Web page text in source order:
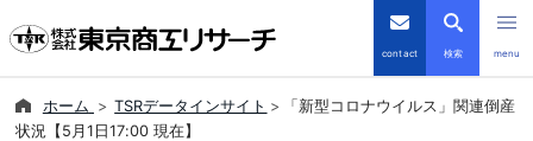
contact 検索 menu
倒産・注目企業情報
ホーム TSRデータインサイト
「新型コロナウイルス」関連倒産
状況【5月1日17:00 現在】